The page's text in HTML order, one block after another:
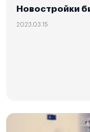
Новостройки
2023.03.15